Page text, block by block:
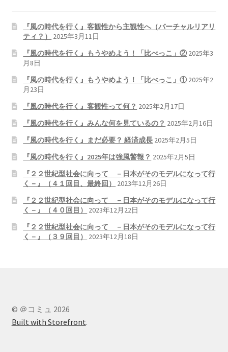
『風の時代を行く』客観性から主観性へ（バーチャルリアリ
ティ？）
2025年3月11日
『風の時代を行く』もうやめよう！「比べっこ」② 2025年3
月8日
『風の時代を行く』もうやめよう！「比べっこ」① 2025年2
月23日
『風の時代を行く』客観性って何？ 2025年2月17日
『風の時代を行く』みんな何を見ているの？ 2025年2月16日
『風の時代を行く』まだ必要？ 経済成長 2025年2月5日
『風の時代を行く』2025年は強風警報？ 2025年2月5日
『２２世紀型社会に向って －日本がそのモデルになって行
く－』（４１回目、最終回）
2023年12月26日
『２２世紀型社会に向って －日本がそのモデルになって行
く－』（４０回目）
2023年12月22日
『２２世紀型社会に向って －日本がそのモデルになって行
く－』（３９回目）
2023年12月18日
© ＠コミュ 2026
Built with Storefront.